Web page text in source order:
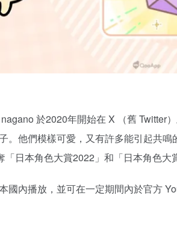
nagano 於2020年開始在 X （舊
。他們模樣可愛，又有許多能引起共
日本角色大賞2022」和「日本角色大
國內播放，並可在一定期間內於官方